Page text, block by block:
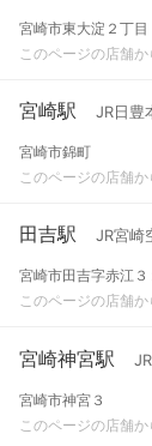
宮崎市東大淀２丁目
このページの店舗
宮崎駅 JR日豊
宮崎市錦町
このページの店舗
田吉駅 JR宮崎
宮崎市田吉字赤江３
このページの店舗
宮崎神宮駅
宮崎市神宮３
このページの店舗